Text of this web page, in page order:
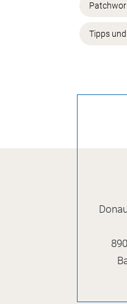
Tipps